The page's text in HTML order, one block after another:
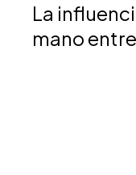
La
mano